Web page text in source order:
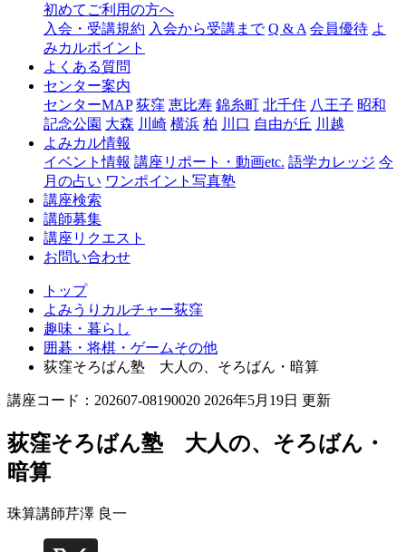
ャ
窪
初めてご利用の方へ
入会・受講規約 入会から受講まで Q & A 会員優待 よ
みカルポイント
よくある質問
センター案内
センターMAP 荻窪 恵比寿 錦糸町 北千住 八王子 昭和
記念公園 大森 川崎 横浜 柏 川口 自由が丘 川越
よみカル情報
イベント情報 講座リポート・動画etc. 語学カレッジ 今
月の占い ワンポイント写真塾
講座検索
講師募集
講座リクエスト
お問い合わせ
トップ
よみうりカルチャー荻窪
趣味・暮らし
囲碁・将棋・ゲームその他
荻窪そろばん塾 大人の、そろばん・暗算
講座コード：202607-08190020 2026年5月19日 更新
荻窪そろばん塾 大人の、そろばん・
暗算
珠算講師芹澤 良一